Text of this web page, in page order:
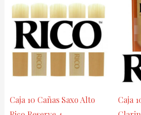
Caja 10 Cañas Saxo Alto
Caja